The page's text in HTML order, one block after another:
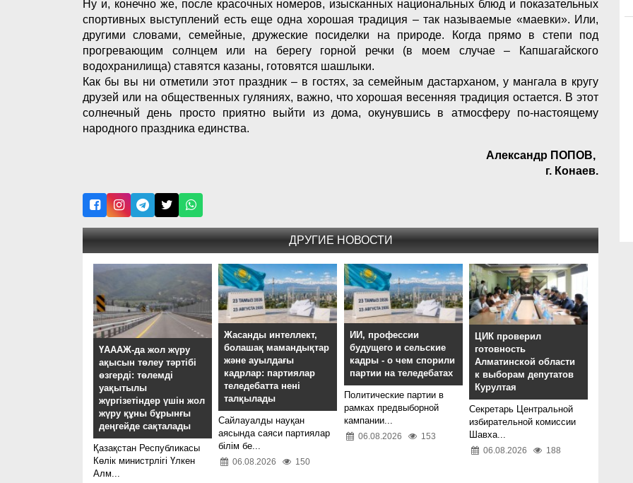
Ну и, конечно же, после красочных номеров, изысканных национальных блюд и показательных
спортивных выступлений есть еще одна хорошая традиция – так называемые «маевки». Или,
другими словами, семейные, дружеские посиделки на природе. Когда прямо в степи под
прогревающим солнцем или на берегу горной речки (в моем случае – Капшагайского
водохранилища) ставятся казаны, готовятся шашлыки.
Как бы вы ни отметили этот праздник – в гостях, за семейным дастарханом, у мангала в кругу
друзей или на общественных гуляниях, важно, что хорошая весенняя традиция остается. В этот
солнечный день просто приятно выйти из дома, окунувшись в атмосферу по-настоящему
народного праздника единства.
Александр ПОПОВ,
г. Конаев.
ДРУГИЕ НОВОСТИ
ҮАААЖ-да жол жүру
ақысын төлеу тәртібі
өзгерді: төлемді
уақытылы
жүргізетіндер үшін жол
жүру құны бұрынғы
деңгейде сақталады
Қазақстан Республикасы
Көлік министрлігі Үлкен
Алм...
Жасанды интеллект,
болашақ мамандықтар
және ауылдағы
кадрлар: партиялар
теледебатта нені
талқылады
Сайлауалды науқан
аясында саяси партиялар
білім бе...
06.08.2026 150
ИИ, профессии
будущего и сельские
кадры - о чем спорили
партии на теледебатах
Политические партии в
рамках предвыборной
кампании...
06.08.2026 153
ЦИК проверил
готовность
Алматинской области
к выборам депутатов
Курултая
Секретарь Центральной
избирательной комиссии
Шавха...
06.08.2026 188